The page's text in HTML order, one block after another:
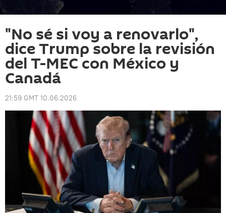
"No sé si voy a renovarlo",
dice Trump sobre la revisión
del T-MEC con México y
Canadá
21:59 GMT 10.06.2026